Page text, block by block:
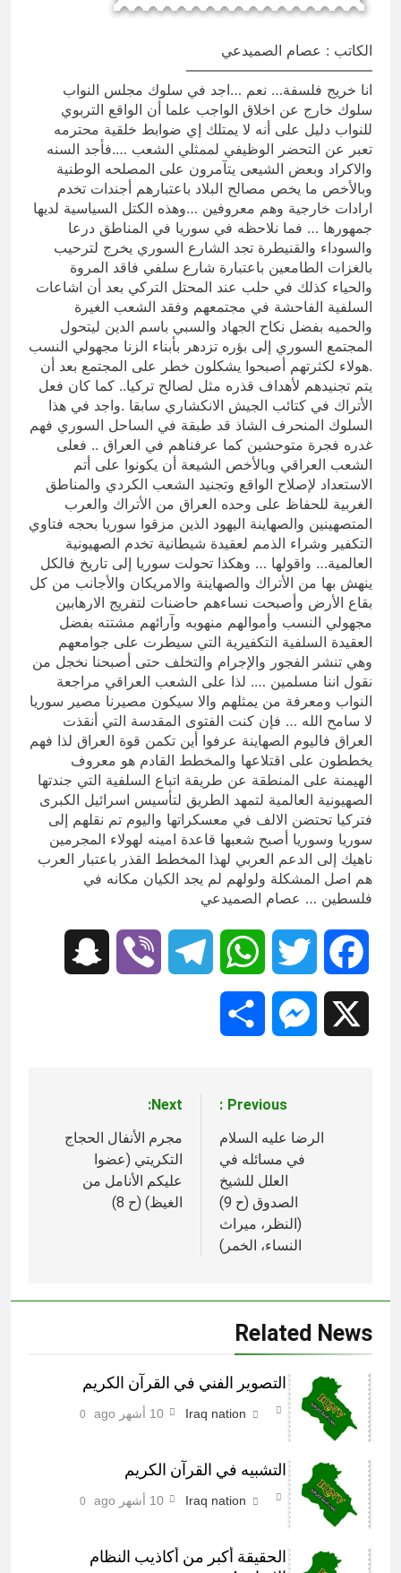
لوحة النشوة / راي الفلسفة
الكاتب : عصام الصميدعي
—————————————
انا خريج فلسفة… نعم …اجد في سلوك مجلس النواب
سلوك خارج عن اخلاق الواجب علما أن الواقع التربوي
للنواب دليل على أنه لا يمتلك إي ضوابط خلقية محترمه
تعبر عن التحضر الوظيفي لممثلي الشعب ….فأجد السنه
والاكراد وبعض الشيعى يتآمرون على المصلحه الوطنية
وبالأخص ما يخص مصالح البلاد باعتبارهم أجندات تخدم
ارادات خارجية وهم معروفين …وهذه الكتل السياسية لديها
جمهورها … فما نلاحظه في سوريا في المناطق درعا
والسوداء والقنيطرة تجد الشارع السوري يخرج لترحيب
بالغزات الطامعين باعتبارة شارع سلفي فاقد المروة
والحياء كذلك في حلب عند المحتل التركي بعد أن اشاعات
السلفية الفاحشة في مجتمعهم وفقد الشعب الغيرة
والحميه بفضل نكاح الجهاد والسبي باسم الدين ليتحول
المجتمع السوري إلى بؤره تزدهر بأبناء الزنا مجهولي النسب
.هولاء لكثرتهم أصبحوا يشكلون خطر على المجتمع بعد أن
يتم تجنيدهم لأهداف قذره مثل لصالح تركيا.. كما كان فعل
الأتراك في كتائب الجيش الانكشاري سابقا .واجد في هذا
السلوك المنحرف الشاذ قد طبقة في الساحل السوري فهم
غدره فجرة متوحشين كما عرفناهم في العراق .. فعلى
الشعب العراقي وبالأخص الشيعة أن يكونوا على أتم
الاستعداد لإصلاح الواقع وتجنيد الشعب الكردي والمناطق
الغربية للحفاظ على وحده العراق من الأتراك والعرب
المتصهينين والصهاينة اليهود الذين مزقوا سوريا بحجه فتاوي
التكفير وشراء الذمم لعقيدة شيطانية تخدم الصهيونية
العالمية… واقولها … وهكذا تحولت سوريا إلى تاريخ فالكل
ينهش بها من الأتراك والصهاينة والامريكان والأجانب من كل
بقاع الأرض وأصبحت نساءهم حاضنات لتفريج الارهابين
مجهولي النسب وأموالهم منهوبه وآرائهم مشتته بفضل
العقيدة السلفية التكفيرية التي سيطرت على جوامعهم
وهي تنشر الفجور والإجرام والتخلف حتى أصبحنا نخجل من
نقول اننا مسلمين …. لذا على الشعب العراقي مراجعة
النواب ومعرفة من يمثلهم والا سيكون مصيرنا مصير سوريا
لا سامح الله … فإن كنت الفتوى المقدسة التي أنقذت
العراق فاليوم الصهاينة عرفوا أين تكمن قوة العراق لذا فهم
يخططون على اقتلاعها والمخطط القادم هو معروف
الهيمنة على المنطقة عن طريقة اتباع السلفية التي جندتها
الصهيونية العالمية لتمهد الطريق لتأسيس اسرائيل الكبرى
فتركيا تحتضن الالف في معسكراتها واليوم تم نقلهم إلى
سوريا وسوريا أصبح شعبها قاعدة امينه لهولاء المجرمين
ناهيك إلى الدعم العربي لهذا المخطط القذر باعتبار العرب
هم اصل المشكلة ولولهم لم يجد الكيان مكانه في
فلسطين … عصام الصميدعي
Facebook
Twitter
WhatsApp
Telegram
Viber
Messenger
المقالات
Previous:
الرضا عليه السلام
في مسائله في
العلل للشيخ
الصدوق (ح 9)
(النظر، ميراث
النساء، الخمر)
Next:
مجرم الأنفال الحجاج
التكريتي (عضوا
عليكم الأنامل من
الغيظ) (ح 8)
Related News
التصوير الفني في القرآن الكريم
Iraq nation 10 أشهر ago 0
التشبيه في القرآن الكريم
Iraq nation 10 أشهر ago 0
الحقيقة أکبر من أکاذيب النظام